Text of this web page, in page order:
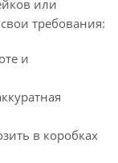
или
требования:
и
в коробках